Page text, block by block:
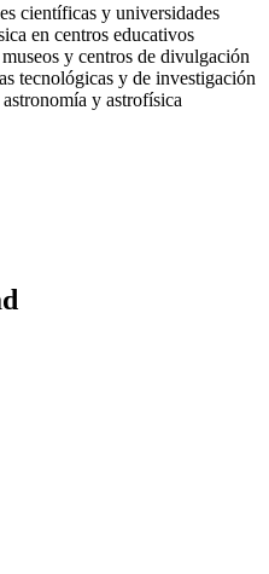
científicas y universidades
en centros educativos
y centros de divulgación
tecnológicas y de investigación
y astrofísica